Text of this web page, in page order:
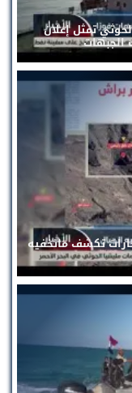
تمثل إعلان
الجبهات
تكشف ماتخفيه